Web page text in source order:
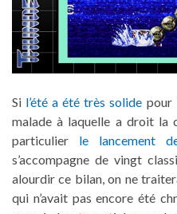
Si l’été a été très solide pour
malade à laquelle a droit la
particulier le lancement
s’accompagne de vingt
alourdir ce bilan, on ne
qui n’avait pas encore été